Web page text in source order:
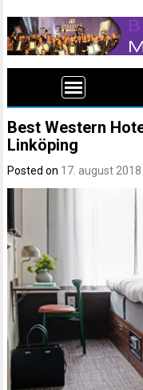
Best Western
Linköping
Posted on 17. august 2018